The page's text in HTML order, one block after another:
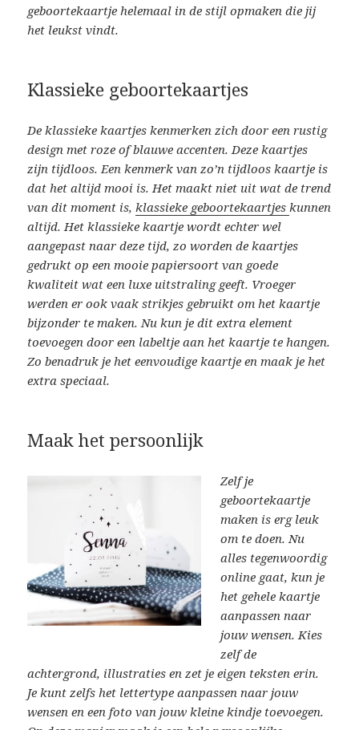
geboortekaartje helemaal in de stijl opmaken die jij
het leukst vindt.
Klassieke geboortekaartjes
De klassieke kaartjes kenmerken zich door een rustig
design met roze of blauwe accenten. Deze kaartjes
zijn tijdloos. Een kenmerk van zo’n tijdloos kaartje is
dat het altijd mooi is. Het maakt niet uit wat de trend
van dit moment is, klassieke geboortekaartjes kunnen
altijd. Het klassieke kaartje wordt echter wel
aangepast naar deze tijd, zo worden de kaartjes
gedrukt op een mooie papiersoort van goede
kwaliteit wat een luxe uitstraling geeft. Vroeger
werden er ook vaak strikjes gebruikt om het kaartje
bijzonder te maken. Nu kun je dit extra element
toevoegen door een labeltje aan het kaartje te hangen.
Zo benadruk je het eenvoudige kaartje en maak je het
extra speciaal.
Maak het persoonlijk
Zelf je
geboortekaartje
maken is erg leuk
om te doen. Nu
alles tegenwoordig
online gaat, kun je
het gehele kaartje
aanpassen naar
jouw wensen. Kies
zelf de
achtergrond, illustraties en zet je eigen teksten erin.
Je kunt zelfs het lettertype aanpassen naar jouw
wensen en een foto van jouw kleine kindje toevoegen.